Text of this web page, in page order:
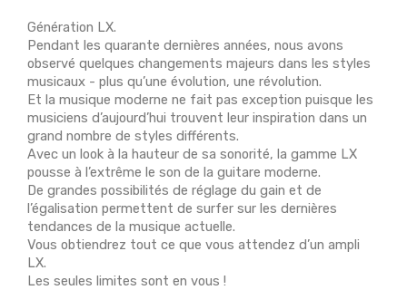
Génération LX.
Pendant les quarante dernières années, nous avons
observé quelques changements majeurs dans les styles
musicaux - plus qu’une évolution, une révolution.
Et la musique moderne ne fait pas exception puisque les
musiciens d’aujourd’hui trouvent leur inspiration dans un
grand nombre de styles différents.
Avec un look à la hauteur de sa sonorité, la gamme LX
pousse à l’extrême le son de la guitare moderne.
De grandes possibilités de réglage du gain et de
l’égalisation permettent de surfer sur les dernières
tendances de la musique actuelle.
Vous obtiendrez tout ce que vous attendez d’un ampli
LX.
Les seules limites sont en vous !